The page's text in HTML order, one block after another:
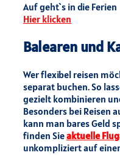
Auf geht`s in die Ferien
Hier klicken
Balearen und
Wer flexibel reisen
separat buchen. So
gezielt kombinieren
Besonders bei Reisen
kann man bares Geld
finden Sieaktuelle
unkompliziert auf